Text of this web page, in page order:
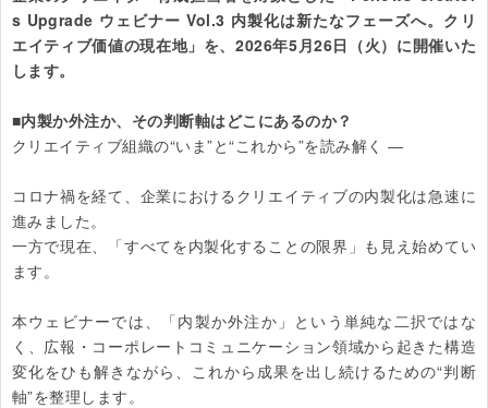
s Upgrade ウェビナー Vol.3 内製化は新たなフェーズへ。クリ
エイティブ価値の現在地」を、2026年5月26日（火）に開催いた
します。
■内製か外注か、その判断軸はどこにあるのか？
クリエイティブ組織の“いま”と“これから”を読み解く ―
コロナ禍を経て、企業におけるクリエイティブの内製化は急速に
進みました。
一方で現在、「すべてを内製化することの限界」も見え始めてい
ます。
本ウェビナーでは、「内製か外注か」という単純な二択ではな
く、広報・コーポレートコミュニケーション領域から起きた構造
変化をひも解きながら、これから成果を出し続けるための“判断
軸”を整理します。